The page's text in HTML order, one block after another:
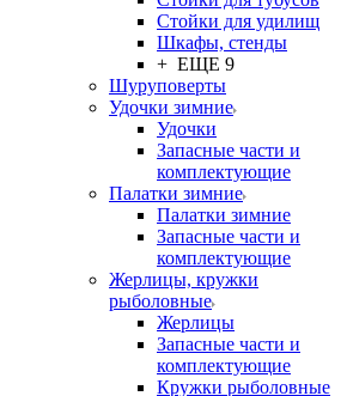
Стойки для удилищ
Шкафы, стенды
+ ЕЩЕ 9
Шуруповерты
Удочки зимние
Удочки
Запасные части и
комплектующие
Палатки зимние
Палатки зимние
Запасные части и
комплектующие
Жерлицы, кружки
рыболовные
Жерлицы
Запасные части и
комплектующие
Кружки рыболовные